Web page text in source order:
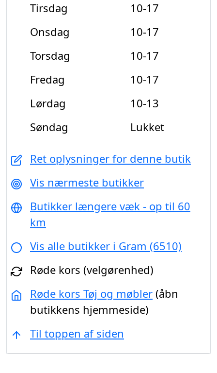
Tirsdag
10-17
Onsdag
10-17
Torsdag
10-17
Fredag
10-17
Lørdag
10-13
Søndag
Lukket
Ret oplysninger for denne butik
Vis nærmeste butikker
Butikker længere væk - op til 60
km
Vis alle butikker i Gram (6510)
Røde kors (velgørenhed)
Røde kors Tøj og møbler (åbn
butikkens hjemmeside)
Til toppen af siden